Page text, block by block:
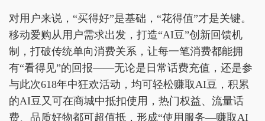
对用户来说，“买得好”是基础，“花得值”才是关键。
移动爱购从用户需求出发，打造“AI豆”创新回馈机
制，打破传统单向消费关系，让每一笔消费都能拥
有“看得见”的回报——无论是日常话费充值，还是参
与此次618年中狂欢活动，均可轻松赚取AI豆，积累
的AI豆又可在商城中抵扣使用，热门权益、流量话
费、品质好物都可超值抵，形成“使用服务—赚取AI